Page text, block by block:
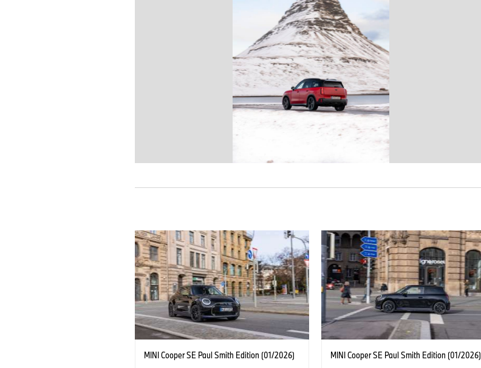
MINI Cooper SE Paul Smith Edition (01/2026) MINI Cooper SE Paul Smith Edition (01/2026)